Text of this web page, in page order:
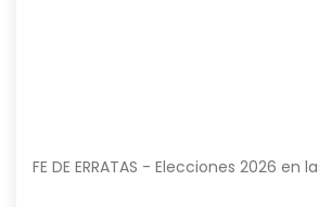
FE DE ERRATAS - Elecciones 2026 en